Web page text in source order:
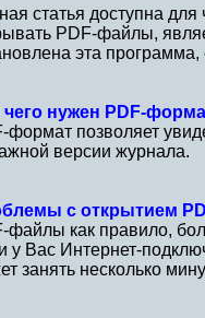
статья доступна
PDF-файлы,
эта
чего нужен PDF-
формат позволяет
версии журнала.
с открытием
файлы как правило,
у Вас Интернет-
занять несколько